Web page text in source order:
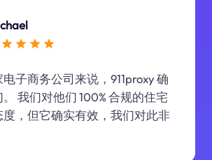
子商务公司来说，911proxy 确
我们对他们 100% 合规的住宅
，但它确实有效，我们对此非